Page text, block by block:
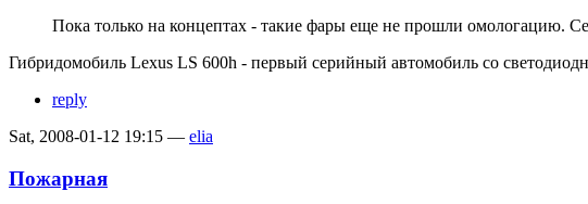
Пока только на концептах - такие фары еще не прошли омологацию.
Гибридомобиль Lexus LS 600h - первый серийный автомобиль со
reply
Sat, 2008-01-12 19:15 — elia
Пожарная